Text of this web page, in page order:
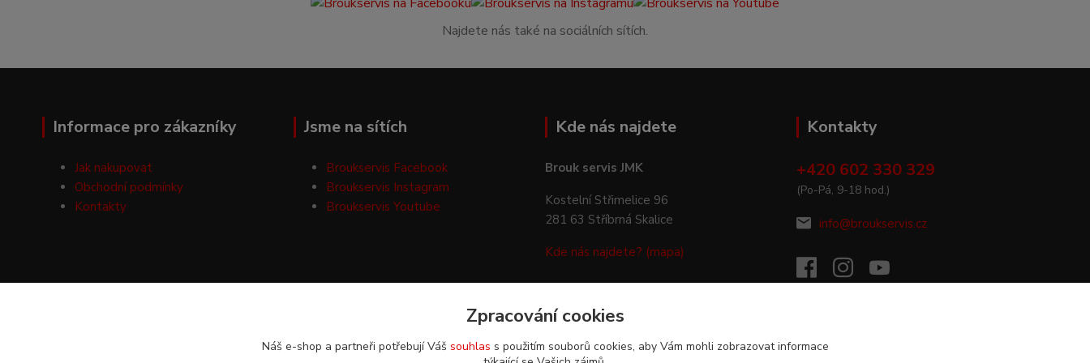
Najdete nás také na sociálních sítích.
Informace pro zákazníky
Jak nakupovat
Obchodní podmínky
Kontakty
Jsme na sítích
Broukservis Facebook
Broukservis Instagram
Broukservis Youtube
Kde nás najdete
Brouk servis JMK
Kostelní Střimelice 96
281 63 Stříbrná Skalice
Kde nás najdete? (mapa)
Kontakty
+420 602 330 329
(Po-Pá, 9-18 hod.)
info@broukservis.cz
Zpracování cookies
Náš e-shop a partneři potřebují Váš souhlas s použitím souborů cookies, aby Vám mohli zobrazovat informace